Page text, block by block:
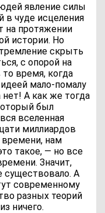
явление силы
в чуде исцеления
на протяжении
истории. Но
скрыть
с опорой на
время, когда
мало-помалу
нет! А как же тогда
был
вселенная
миллиардов
нам
такое, — но все
Значит,
существовало. А
современному
разных теорий
ничего.